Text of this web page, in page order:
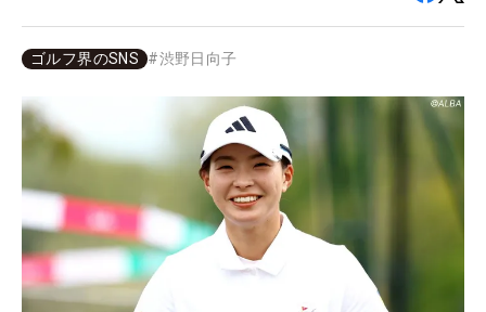
ゴルフ界のSNS #渋野日向子